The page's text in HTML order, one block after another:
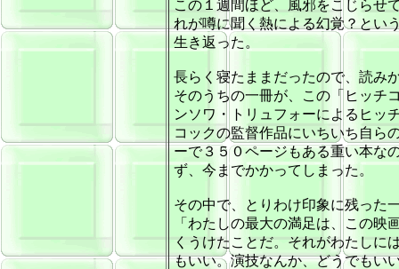
この１週間ほど、風邪をこじらせ
れが噂に聞く熱による幻覚？とい
生き返った。
長らく寝たままだったので、読み
そのうちの一冊が、この「ヒッ
ンソワ・トリュフォーによるヒッ
コックの監督作品にいちいち自ら
ーで３５０ページもある重い本な
ず、今までかかってしまった。
その中で、とりわけ印象に残った
「わたしの最大の満足は、この
くうけたことだ。それがわたしに
もいい。演技なんか、どうでもい